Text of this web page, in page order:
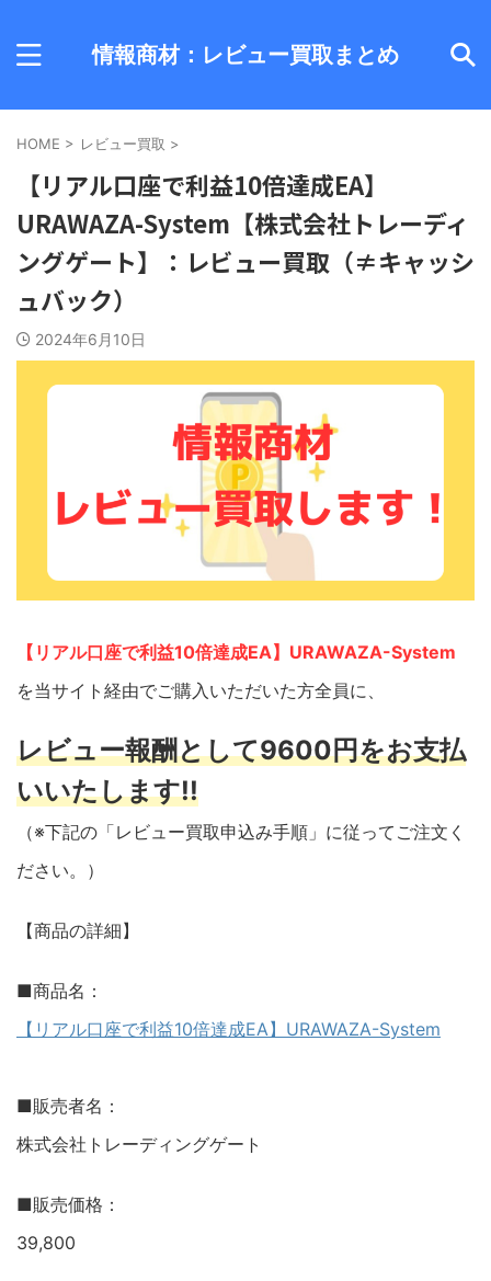
情報商材：レビュー買取まとめ
HOME > レビュー買取 >
【リアル口座で利益10倍達成EA】
URAWAZA-System【株式会社トレーディ
ングゲート】：レビュー買取（≠キャッシ
ュバック）
2024年6月10日
【リアル口座で利益10倍達成EA】URAWAZA-System
を当サイト経由でご購入いただいた方全員に、
レビュー報酬として9600円をお支払
いいたします!!
（※下記の「レビュー買取申込み手順」に従ってご注文く
ださい。）
【商品の詳細】
■商品名：
【リアル口座で利益10倍達成EA】URAWAZA-System
■販売者名：
株式会社トレーディングゲート
■販売価格：
39,800